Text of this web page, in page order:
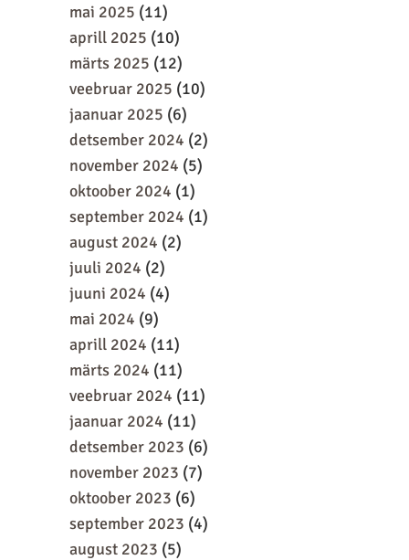
mai 2025 (11)
aprill 2025 (10)
märts 2025 (12)
veebruar 2025 (10)
jaanuar 2025 (6)
detsember 2024 (2)
november 2024 (5)
oktoober 2024 (1)
september 2024 (1)
august 2024 (2)
juuli 2024 (2)
juuni 2024 (4)
mai 2024 (9)
aprill 2024 (11)
märts 2024 (11)
veebruar 2024 (11)
jaanuar 2024 (11)
detsember 2023 (6)
november 2023 (7)
oktoober 2023 (6)
september 2023 (4)
august 2023 (5)